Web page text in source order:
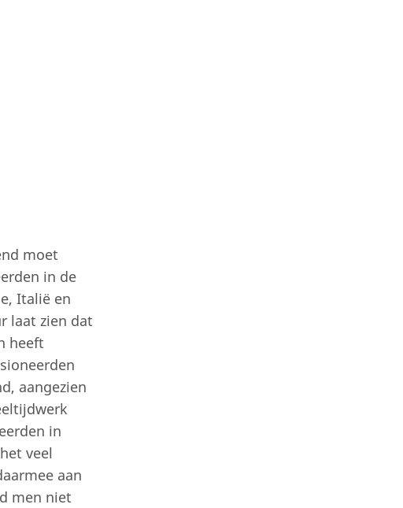
moet
in de
Italië en
laat zien dat
heeft
aangezien
in
veel
aan
men niet